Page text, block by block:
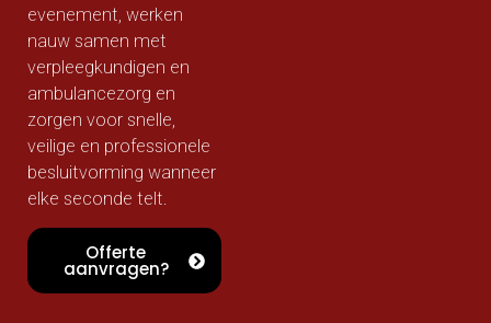
evenement, werken
nauw samen met
verpleegkundigen en
ambulancezorg en
zorgen voor snelle,
veilige en professionele
besluitvorming wanneer
elke seconde telt.
Offerte
aanvragen?